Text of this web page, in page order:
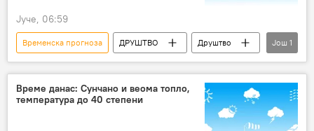
Јуче, 06:59
Временска прогноза ДРУШТВО
Друштво
Србија – друштво
Још 1
Време данас: Сунчано и веома топло,
температура до 40 степени